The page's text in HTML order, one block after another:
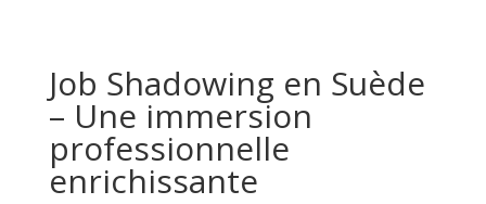
Job Shadowing en Suède
– Une immersion
professionnelle
enrichissante